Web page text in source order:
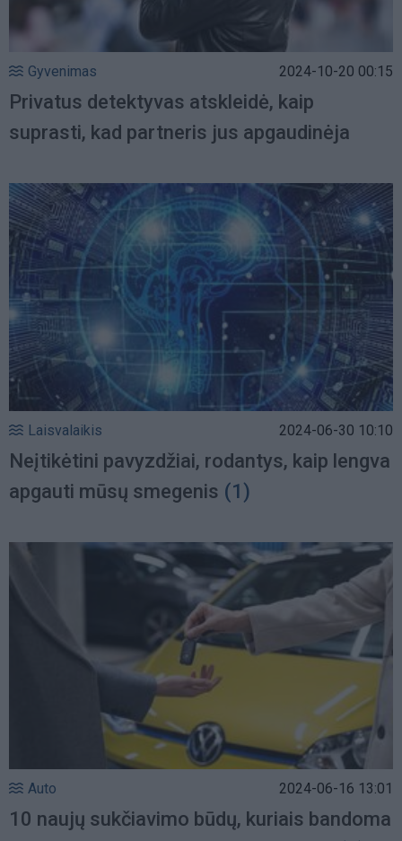
Gyvenimas 2024-10-20 00:15
Privatus detektyvas atskleidė, kaip
suprasti, kad partneris jus apgaudinėja
Laisvalaikis 2024-06-30 10:10
Neįtikėtini pavyzdžiai, rodantys, kaip lengva
apgauti mūsų smegenis (1)
Auto 2024-06-16 13:01
10 naujų sukčiavimo būdų, kuriais bandoma